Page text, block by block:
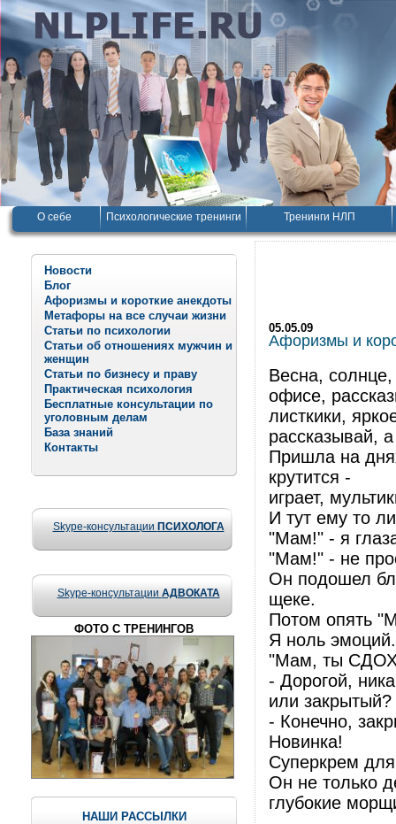
О себе Психологические тренинги Тренинги НЛП
Новости
Блог
Афоризмы и короткие анекдоты
Метафоры на все случаи жизни
Статьи по психологии
Статьи об отношениях мужчин и
женщин
Статьи по бизнесу и праву
Практическая психология
Бесплатные консультации по
уголовным делам
База знаний
Контакты
Skype-консультации ПСИХОЛОГА
Skype-консультации АДВОКАТА
ФОТО С ТРЕНИНГОВ
НАШИ РАССЫЛКИ
05.05.09
Афоризмы и
Весна,
офисе,
листкики,
рассказывай,
Пришла на
крутится -
играет,
И тут ему то
"Мам!" - я
"Мам!" - не
Он подошел
щеке.
Потом опять
Я ноль эмоций.
"Мам, ты
- Дорогой,
или закрытый?
- Конечно,
Новинка!
Суперкрем
Он не только
глубокие